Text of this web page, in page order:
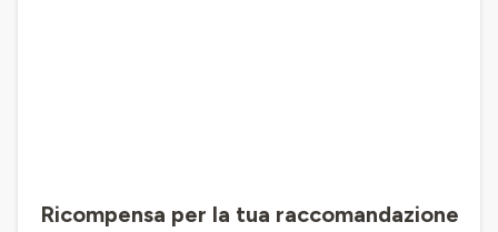
Ricompensa per la tua raccomandazione